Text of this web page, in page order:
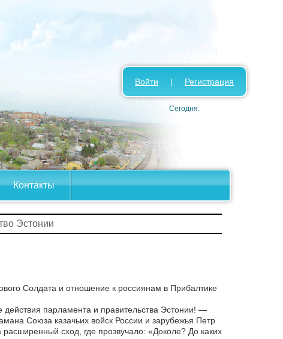
Контакты
Войти | Регистрация
Сегодня:
Эстонии
Cолдата и отношение к россиянам в Прибалтике
парламента и правительства Эстонии! —
Союза казачьих войск России и зарубежья Петр
сход, где прозвучало: «Доколе? До каких